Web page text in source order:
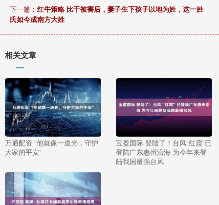
下一篇： 红牛策略 比干被害后，妻子生下孩子以地为姓，这一姓
氏如今成南方大姓
相关文章
万通配资 “他就像一道光，守护
大家的平安”
宝盈国际 登陆了！台风“红霞”已
登陆广东惠州沿海 为今年来登
陆我国最强台风